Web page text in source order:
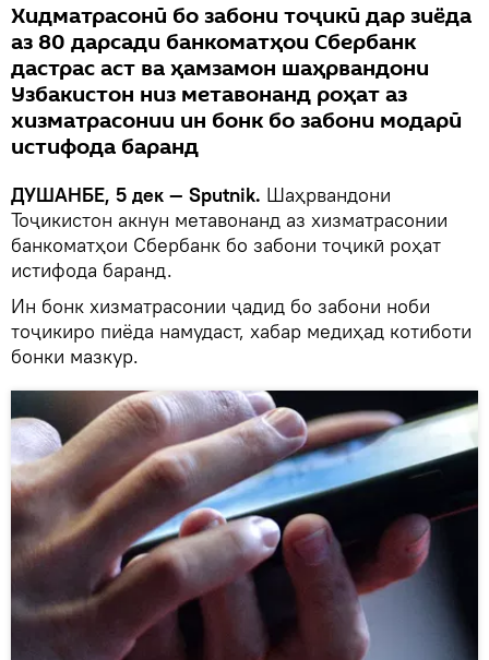
Хидматрасонӣ бо забони тоҷикӣ дар зиёда
аз 80 дарсади банкоматҳои Сбербанк
дастрас аст ва ҳамзамон шаҳрвандони
Узбакистон низ метавонанд роҳат аз
хизматрасонии ин бонк бо забони модарӣ
истифода баранд
ДУШАНБЕ, 5 дек — Sputnik. Шаҳрвандони
Тоҷикистон акнун метавонанд аз хизматрасонии
банкоматҳои Сбербанк бо забони тоҷикӣ роҳат
истифода баранд.
Ин бонк хизматрасонии ҷадид бо забони ноби
тоҷикиро пиёда намудаст, хабар медиҳад котиботи
бонки мазкур.